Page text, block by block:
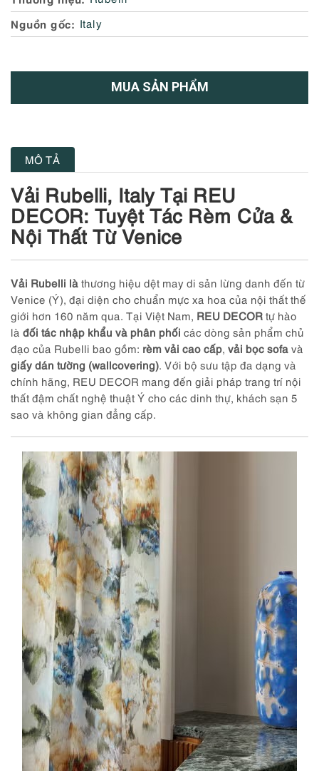
Nguồn gốc Italy
MUA SẢN PHẨM
MÔ TẢ
Vải Rubelli, Italy Tại REU
DECOR: Tuyệt Tác Rèm Cửa &
Nội Thất Từ Venice
Vải Rubelli là thương hiệu dệt may di sản lừng danh đến từ
Venice (Ý), đại diện cho chuẩn mực xa hoa của nội thất thế
giới hơn 160 năm qua. Tại Việt Nam, REU DECOR tự hào
là đối tác nhập khẩu và phân phối các dòng sản phẩm chủ
đạo của Rubelli bao gồm: rèm vải cao cấp vải bọc sofa và
giấy dán tường (wallcovering) . Với bộ sưu tập đa dạng và
chính hãng, REU DECOR mang đến giải pháp trang trí nội
thất đậm chất nghệ thuật Ý cho các dinh thự, khách sạn 5
sao và không gian đẳng cấp.